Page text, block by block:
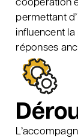
permettant
influencent
réponses